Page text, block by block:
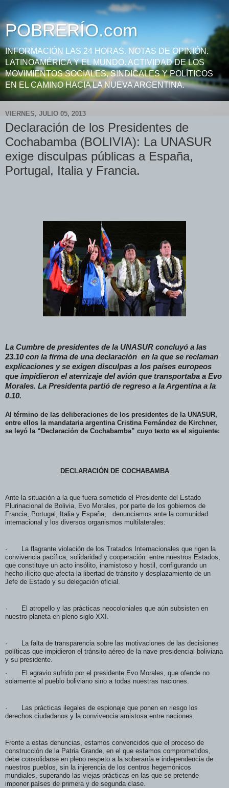
POBRERÍO.com
INFORMACIÓN LAS 24 HORAS. NOTAS DE OPINIÓN.
LATINOAMÉRICA Y EL MUNDO. ACTIVIDAD DE LOS
MOVIMIENTOS SOCIALES, SINDICALES Y POLÍTICOS
EN EL CAMINO HACIA LA NUEVA ARGENTINA.
VIERNES, JULIO 05, 2013
Declaración de los Presidentes de
Cochabamba (BOLIVIA): La UNASUR
exige disculpas públicas a España,
Portugal, Italia y Francia.
La Cumbre de presidentes de la UNASUR concluyó a las
23.10 con la firma de una declaración en la que se reclaman
explicaciones y se exigen disculpas a los países europeos
que impidieron el aterrizaje del avión que transportaba a Evo
Morales. La Presidenta partió de regreso a la Argentina a la
0.10.
Al término de las deliberaciones de los presidentes de la UNASUR,
entre ellos la mandataria argentina Cristina Fernández de Kirchner,
se leyó la “Declaración de Cochabamba” cuyo texto es el siguiente:
DECLARACIÓN DE COCHABAMBA
Ante la situación a la que fuera sometido el Presidente del Estado
Plurinacional de Bolivia, Evo Morales, por parte de los gobiernos de
Francia, Portugal, Italia y España, denunciamos ante la comunidad
internacional y los diversos organismos multilaterales:
· La flagrante violación de los Tratados Internacionales que rigen la
convivencia pacífica, solidaridad y cooperación entre nuestros Estados,
que constituye un acto insólito, inamistoso y hostil, configurando un
hecho ilícito que afecta la libertad de tránsito y desplazamiento de un
Jefe de Estado y su delegación oficial.
· El atropello y las prácticas neocoloniales que aún subsisten en
nuestro planeta en pleno siglo XXI.
· La falta de transparencia sobre las motivaciones de las decisiones
políticas que impidieron el tránsito aéreo de la nave presidencial boliviana
y su presidente.
· El agravio sufrido por el presidente Evo Morales, que ofende no
solamente al pueblo boliviano sino a todas nuestras naciones.
· Las prácticas ilegales de espionaje que ponen en riesgo los
derechos ciudadanos y la convivencia amistosa entre naciones.
Frente a estas denuncias, estamos convencidos que el proceso de
construcción de la Patria Grande, en el que estamos comprometidos,
debe consolidarse en pleno respeto a la soberanía e independencia de
nuestros pueblos, sin la injerencia de los centros hegemónicos
mundiales, superando las viejas prácticas en las que se pretende
imponer países de primera y de segunda clase.